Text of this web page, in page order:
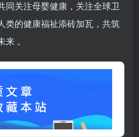
同关注母婴健康，关注全球卫
类的健康福祉添砖加瓦，共筑
。